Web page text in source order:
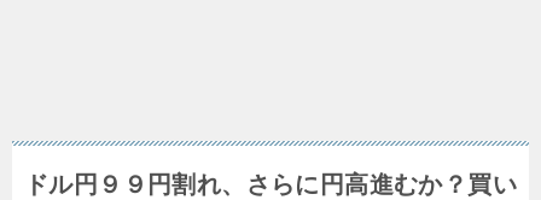
ドル円９９円割れ、さらに円高進むか？買い